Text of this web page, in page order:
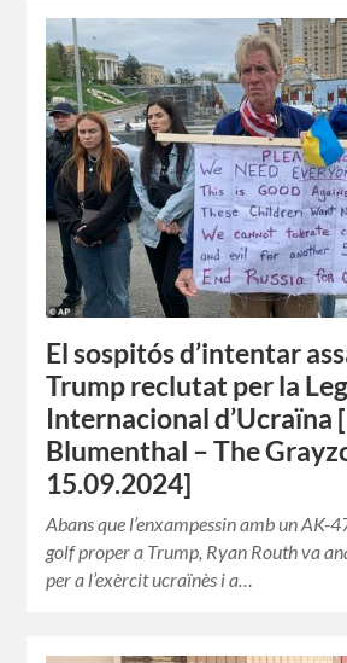
El sospitós d’intentar
Trump reclutat per la
Internacional d’Ucraïna
Blumenthal – The
15.09.2024]
Abans que l’enxampessin amb un AK-
golf proper a Trump, Ryan Routh va
per a l’exèrcit ucraïnès i a…